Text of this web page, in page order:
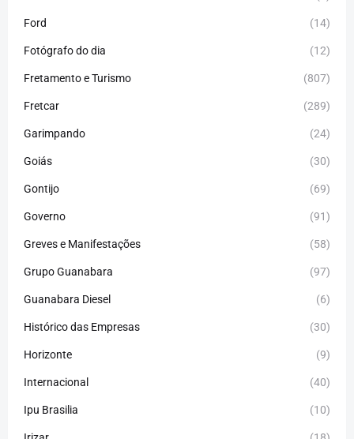
Ford (14)
Fotógrafo do dia (12)
Fretamento e Turismo (807)
Fretcar (289)
Garimpando (24)
Goiás (30)
Gontijo (69)
Governo (91)
Greves e Manifestações (58)
Grupo Guanabara (97)
Guanabara Diesel (6)
Histórico das Empresas (30)
Horizonte (9)
Internacional (40)
Ipu Brasilia (10)